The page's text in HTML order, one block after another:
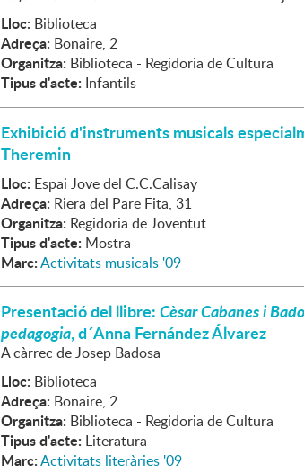
Lloc: Biblioteca
Adreça: Bonaire, 2
Organitza: Biblioteca - Regidoria de Cultura
Tipus d'acte: Infantils
Exhibició d'instruments musicals
Theremin
Lloc: Espai Jove del C.C.Calisay
Adreça: Riera del Pare Fita, 31
Organitza: Regidoria de Joventut
Tipus d'acte: Mostra
Marc:Activitats musicals '09
Presentació del llibre:Cèsar Cabanes i
pedagogia, d´Anna Fernández Álvarez
A càrrec de Josep Badosa
Lloc: Biblioteca
Adreça: Bonaire, 2
Organitza: Biblioteca - Regidoria de Cultura
Tipus d'acte: Literatura
Marc:Activitats literàries '09